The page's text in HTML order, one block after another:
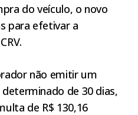
do veículo, o novo
para efetivar a
não emitir um
de 30 dias,
de R$ 130,16